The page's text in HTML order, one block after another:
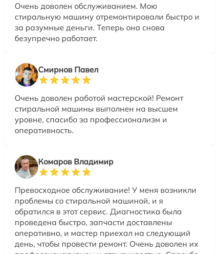
Очень доволен обслуживанием. Мою
стиральную машину отремонтировали быстро и
за разумные деньги. Теперь она снова
безупречно работает.
Смирнов Павел
Очень доволен работой мастерской! Ремонт
стиральной машины выполнен на высшем
уровне, спасибо за профессионализм и
оперативность.
Комаров Владимир
Превосходное обслуживание! У меня возникли
проблемы со стиральной машиной, и я
обратился в этот сервис. Диагностика была
проведена быстро, запчасти доставлены
оперативно, и мастер приехал на следующий
день, чтобы провести ремонт. Очень доволен их